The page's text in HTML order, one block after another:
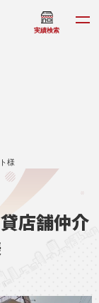
実績検索
様
店舗仲介